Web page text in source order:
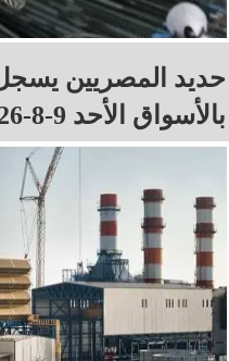
بالأسواق الأحد 9-8-2026